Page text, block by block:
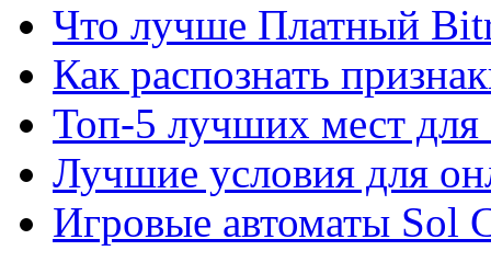
Что лучше Платный
Как распознать
Топ-5 лучших мест для
Лучшие условия для
Игровые автоматы Sol